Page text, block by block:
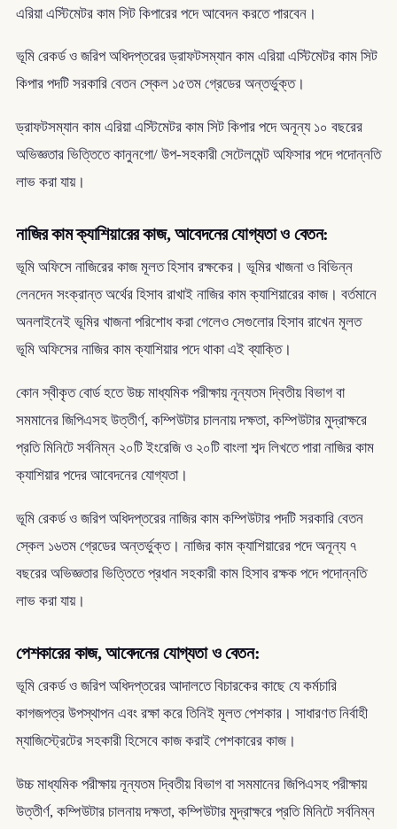
এরিয়া এস্টিমেটর কাম সিট কিপারের পদে আবেদন করতে পারবেন।
ভূমি রেকর্ড ও জরিপ অধিদপ্তরের ড্রাফটসম্যান কাম এরিয়া এস্টিমেটর কাম সিট
কিপার পদটি সরকারি বেতন স্কেল ১৫তম গ্রেডের অন্তর্ভুক্ত।
ড্রাফটসম্যান কাম এরিয়া এস্টিমেটর কাম সিট কিপার পদে অনূন্য ১০ বছরের
অভিজ্ঞতার ভিত্তিতে কানুনগো/ উপ-সহকারী সেটেলমেন্ট অফিসার পদে পদোন্নতি
লাভ করা যায়।
নাজির কাম ক্যাশিয়ারের কাজ, আবেদনের যোগ্যতা ও বেতন:
ভূমি অফিসে নাজিরের কাজ মূলত হিসাব রক্ষকের। ভূমির খাজনা ও বিভিন্ন
লেনদেন সংক্রান্ত অর্থের হিসাব রাখাই নাজির কাম ক্যাশিয়ারের কাজ। বর্তমানে
অনলাইনেই ভূমির খাজনা পরিশোধ করা গেলেও সেগুলোর হিসাব রাখেন মূলত
ভূমি অফিসের নাজির কাম ক্যাশিয়ার পদে থাকা এই ব্যাক্তি।
কোন স্বীকৃত বোর্ড হতে উচ্চ মাধ্যমিক পরীক্ষায় নূন্যতম দ্বিতীয় বিভাগ বা
সমমানের জিপিএসহ উত্তীর্ণ, কম্পিউটার চালনায় দক্ষতা, কম্পিউটার মুদ্রাক্ষরে
প্রতি মিনিটে সর্বনিম্ন ২০টি ইংরেজি ও ২০টি বাংলা শব্দ লিখতে পারা নাজির কাম
ক্যাশিয়ার পদের আবেদনের যোগ্যতা।
ভূমি রেকর্ড ও জরিপ অধিদপ্তরের নাজির কাম কম্পিউটার পদটি সরকারি বেতন
স্কেল ১৬তম গ্রেডের অন্তর্ভুক্ত। নাজির কাম ক্যাশিয়ারের পদে অনূন্য ৭
বছরের অভিজ্ঞতার ভিত্তিতে প্রধান সহকারী কাম হিসাব রক্ষক পদে পদোন্নতি
লাভ করা যায়।
পেশকারের কাজ, আবেদনের যোগ্যতা ও বেতন:
ভূমি রেকর্ড ও জরিপ অধিদপ্তরের আদালতে বিচারকের কাছে যে কর্মচারি
কাগজপত্র উপস্থাপন এবং রক্ষা করে তিনিই মূলত পেশকার। সাধারণত নির্বাহী
ম্যাজিস্ট্রেটের সহকারী হিসেবে কাজ করাই পেশকারের কাজ।
উচ্চ মাধ্যমিক পরীক্ষায় নূন্যতম দ্বিতীয় বিভাগ বা সমমানের জিপিএসহ পরীক্ষায়
উত্তীর্ণ, কম্পিউটার চালনায় দক্ষতা, কম্পিউটার মুদ্রাক্ষরে প্রতি মিনিটে সর্বনিম্ন